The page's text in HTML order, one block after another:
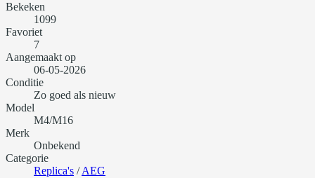
Bekeken
1099
Favoriet
7
Aangemaakt op
06-05-2026
Conditie
Zo goed als nieuw
Model
M4/M16
Merk
Onbekend
Categorie
Replica's /AEG